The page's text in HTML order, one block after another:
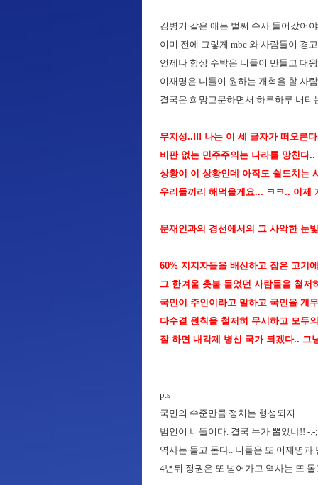
김병기 같은 애는 벌써 수사 들어갔어
이미 전에 그렇게 mbc 와 사람들이 경
언제나 항상 수박은 니들이 만들고 대
이재명은 니들이 원하는 개혁을 할 사
결국은 희망고문하면서 하루하루 버
무지성..!!! 나는 이 세 글자가 떠오른
비판 없는 민주주의는 나라를 망친다
상황이 이 상황인데 아직도 쉴드치는
우리들끼리 해먹을게요... ㅋㅋ.. 이제
문재인과의 경선에서의 그 사악한 눈
60% 지지자들을 배신하고 잡은 고기
그 한겨울 촛불 들었던 사람들을 철
국민이 주인이라고 말하고 국민을 개
다수결 원칙을 철저히 무시하고 모두
잘 하면 내각제 병신 국가 되겠다.. 그
p.s
국민의 수준만큼 정치는 형성되지.
범인이 니들이다. 결국 누가 뽑았냐!! -.-;
역사는 돌고 돈다.. 니들은 또 이재명과
4년뒤 정권은 또 넘어가고 역사는 또